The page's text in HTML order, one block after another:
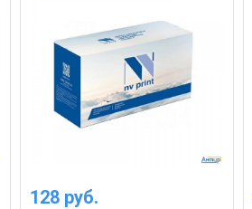
128 руб.